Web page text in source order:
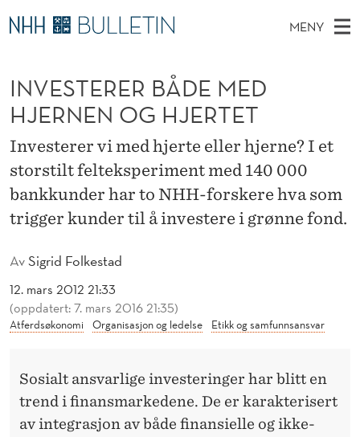
N
V
E
S
T
E
R
R
B
Å
MENY
V
E
D
M
E
N
K
I
N
E
T
T
S
E
E
Stipendiater og nye forskerprofiler
Disputaser
Ekspertutvalg
Om Bulletin
AvSigrid Folkestad
12. mars 2012 21:33
(oppdatert: 7. mars 2016 21:35)
Atferdsøkonomi Organisasjon og ledelse Etikk og samfunnsansvar
INVESTERER BÅDE MED
HJERNEN OG HJERTET
Investerer vi med hjerte eller hjerne? I et
storstilt felteksperiment med 140 000
bankkunder har to NHH-forskere hva som
trigger kunder til å investere i grønne fond.
Sosialt ansvarlige investeringer har blitt en
trend i finansmarkedene. De er karakterisert
av integrasjon av både finansielle og ikke-